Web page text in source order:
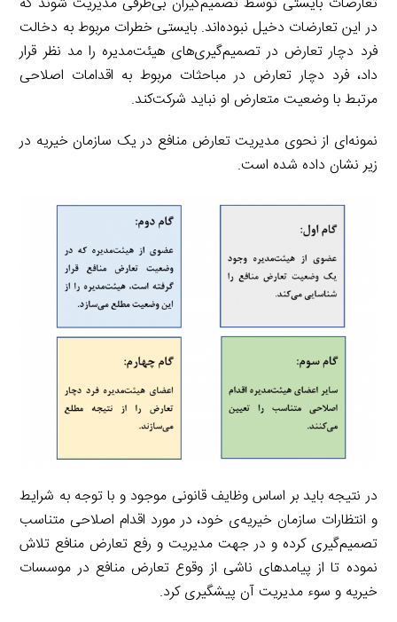
در این تعارضات دخیل نبوده‌اند. بایستی خطرات مربوط به دخالت
فرد دچار تعارض در تصمیم‌گیری‌های هیئت‌مدیره را مد نظر قرار
داد، فرد دچار تعارض در مباحثات مربوط به اقدامات اصلاحی
مرتبط با وضعیت متعارض او نباید شرکت‌کند.
نمونه‌ای از نحو‌ی مدیریت تعارض منافع در یک سازمان خیریه در
زیر نشان داده شده است.
در نتیجه باید بر اساس وظایف قانونی موجود و با توجه به شرایط
و انتظارات سازمان خیریه‌ی خود، در مورد اقدام اصلاحی متناسب
تصمیم‌گیری کرده و در جهت مدیریت و رفع تعارض منافع تلاش
نموده تا از پیامد‌های ناشی از وقوع تعارض منافع در موسسات
خیریه‌ و سوء مدیریت آن پیشگیری کرد.